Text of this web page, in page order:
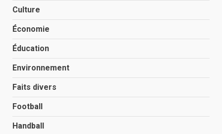
Culture
Économie
Éducation
Environnement
Faits divers
Football
Handball